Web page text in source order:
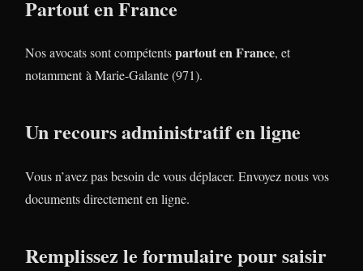
Partout en France
Nos avocats sont compétentspartout en France, et
notamment à Marie-Galante (971).
Un recours administratif en ligne
Vous n’avez pas besoin de vous déplacer. Envoyez nous vos
documents directement en ligne.
Remplissez le formulaire pour saisir